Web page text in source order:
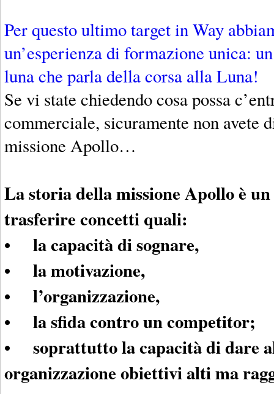
Per questo ultimo target in Way
un’esperienza di formazione unica:
luna che parla della corsa alla Luna!
Se vi state chiedendo cosa possa
commerciale, sicuramente non avete
missione Apollo…
La storia della missione Apollo è
trasferire concetti quali:
• la capacità di sognare,
• la motivazione,
• l’organizzazione,
• la sfida contro un competitor;
• soprattutto la capacità di dare
organizzazione obiettivi alti ma